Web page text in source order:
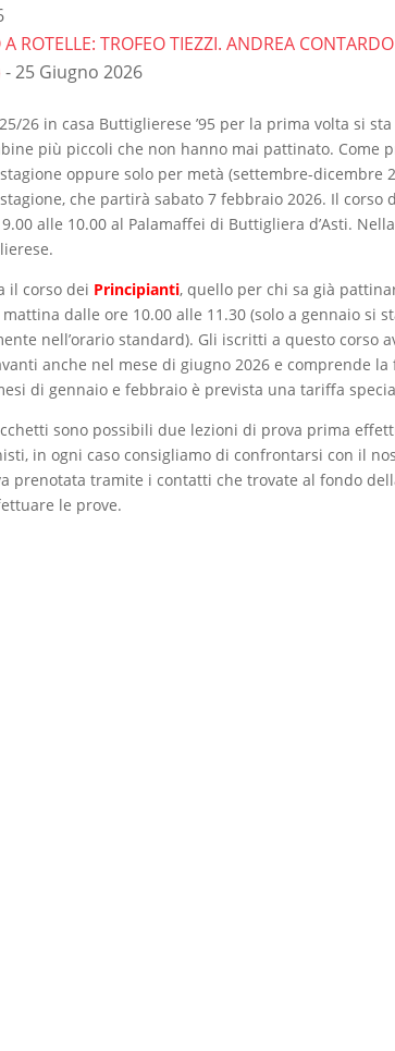
ROTELLE: TROFEO TIEZZI. ANDREA
- 25 Giugno 2026
26 in casa Buttiglierese ’95 per la prima volta si
più piccoli che non hanno mai pattinato. Come
oppure solo per metà (settembre-
che partirà sabato 7 febbraio 2026. Il
alle 10.00 al Palamaffei di Buttigliera d’Asti.
il corso dei Principianti, quello per chi sa già
dalle ore 10.00 alle 11.30 (solo a gennaio si
nell’orario standard). Gli iscritti a questo
anche nel mese di giugno 2026 e comprende
di gennaio e febbraio è prevista una tariffa
sono possibili due lezioni di prova prima
in ogni caso consigliamo di confrontarsi con il
prenotata tramite i contatti che trovate al fondo
le prove.